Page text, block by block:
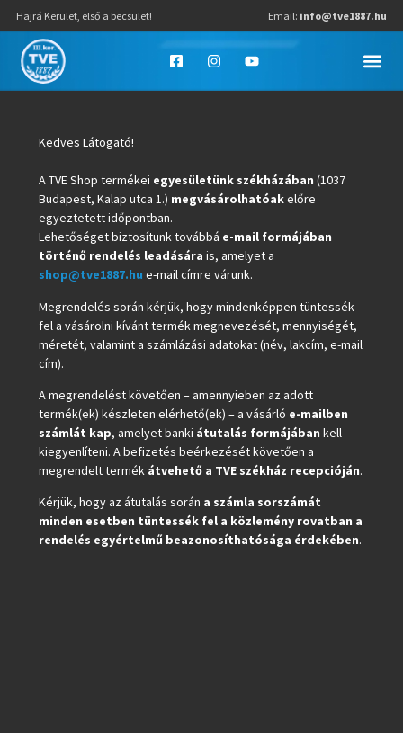
Hajrá Kerület, első a becsület! Email: info@tve1887.hu
Kedves Látogató!
A TVE Shop termékei egyesületünk székházában (1037
Budapest, Kalap utca 1.) megvásárolhatóakelőre
egyeztetett időpontban.
Lehetőséget biztosítunk továbbá e-mail formájában
történő rendelés leadására is, amelyet a
shop@tve1887.hu e-mail címre várunk.
Megrendelés során kérjük, hogy mindenképpen tüntessék
fel a vásárolni kívánt termék megnevezését, mennyiségét,
méretét, valamint a számlázási adatokat (név, lakcím, e-mail
cím).
A megrendelést követően – amennyieben az adott
termék(ek) készleten elérhető(ek) – a vásárló e-mailben
számlát kap, amelyet banki átutalás formájában kell
kiegyenlíteni. A befizetés beérkezését követően a
megrendelt termék átvehető a TVE székház recepcióján.
Kérjük, hogy az átutalás során a számla sorszámát
minden esetben tüntessék fel a közlemény rovatban a
rendelés egyértelmű beazonosíthatósága érdekében.